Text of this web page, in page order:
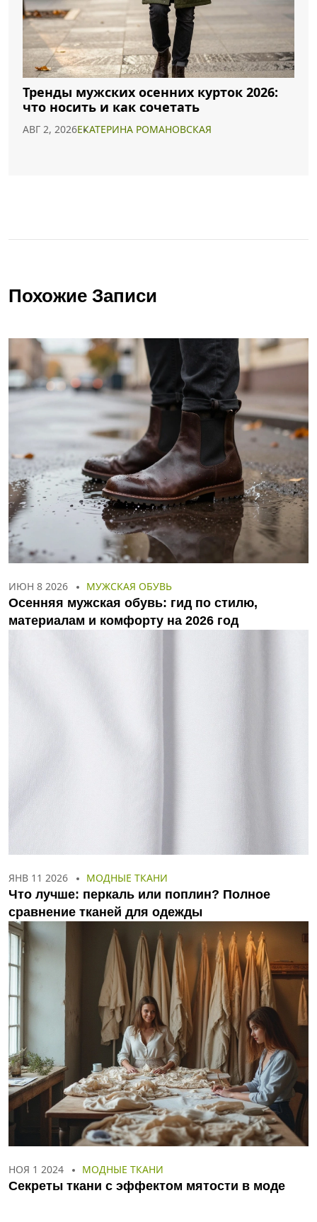
Тренды мужских осенних курток 2026:
что носить и как сочетать
АВГ 2, 2026ЕКАТЕРИНА РОМАНОВСКАЯ
Похожие Записи
ИЮН 8 2026 МУЖСКАЯ ОБУВЬ
Осенняя мужская обувь: гид по стилю,
материалам и комфорту на 2026 год
ЯНВ 11 2026 МОДНЫЕ ТКАНИ
Что лучше: перкаль или поплин? Полное
сравнение тканей для одежды
НОЯ 1 2024 МОДНЫЕ ТКАНИ
Секреты ткани с эффектом мятости в моде